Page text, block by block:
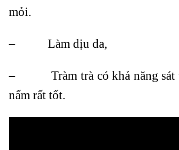
mỏi.
– Làm dịu da,
– Tràm trà có khả năng sát
nấm rất tốt.